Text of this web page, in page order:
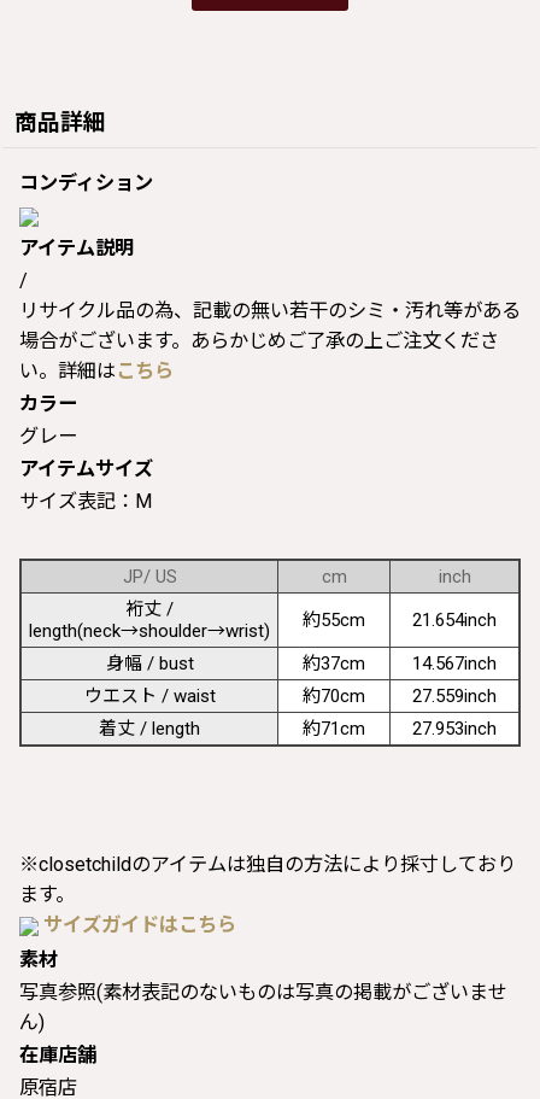
商品詳細
コンディション
アイテム説明
/
リサイクル品の為、記載の無い若干のシミ・汚れ等がある
場合がございます。あらかじめご了承の上ご注文くださ
い。詳細は こちら
カラー
グレー
アイテムサイズ
サイズ表記：M
JP/ US cm
inch
裄丈 /
length(neck→shoulder→wrist)
約55cm
21.654inch
身幅 / bust
約37cm
14.567inch
ウエスト / waist
約70cm
27.559inch
着丈 / length
約71cm 27.953inch
※closetchildのアイテムは独自の方法により採寸しており
ます。
サイズガイドはこちら
素材
写真参照(素材表記のないものは写真の掲載がございませ
ん)
在庫店舗
原宿店